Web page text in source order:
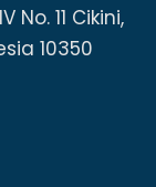
11 Cikini,
10350